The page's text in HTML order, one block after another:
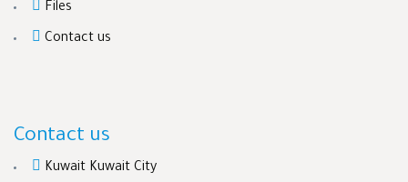
Files
Contact us
Contact us
Kuwait Kuwait City